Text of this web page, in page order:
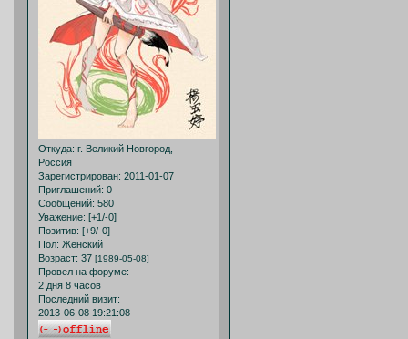
Откуда: г. Великий Новгород,
Россия
Зарегистрирован: 2011-01-07
Приглашений: 0
Сообщений: 580
Уважение: [+1/-0]
Позитив: [+9/-0]
Пол: Женский
Возраст: 37 [1989-05-08]
Провел на форуме:
2 дня 8 часов
Последний визит:
2013-06-08 19:21:08